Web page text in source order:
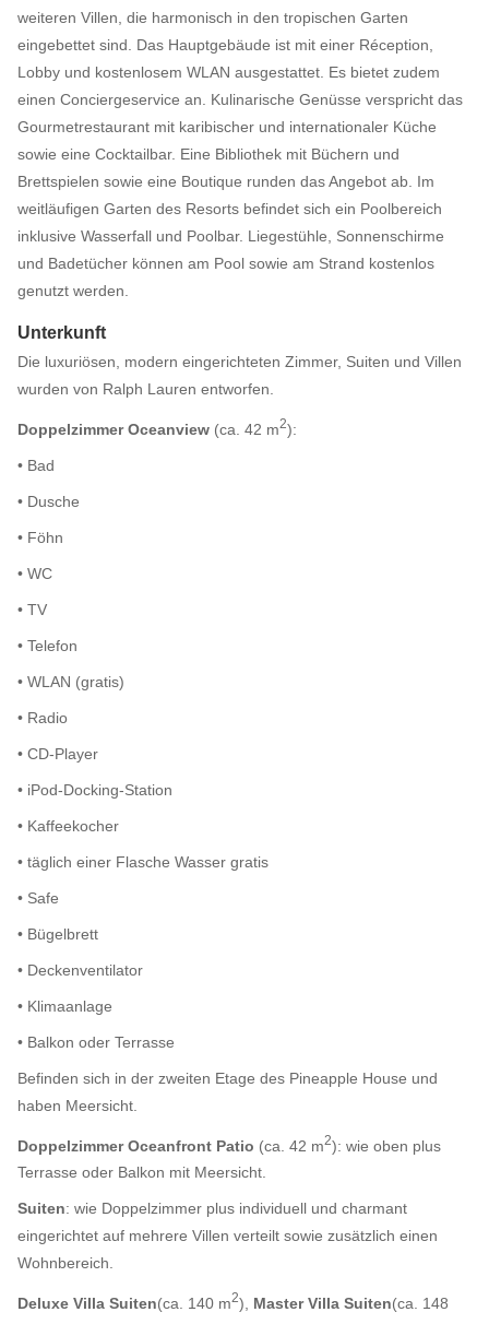
weiteren Villen, die harmonisch in den tropischen Garten
eingebettet sind. Das Hauptgebäude ist mit einer Réception,
Lobby und kostenlosem WLAN ausgestattet. Es bietet zudem
einen Conciergeservice an. Kulinarische Genüsse verspricht das
Gourmetrestaurant mit karibischer und internationaler Küche
sowie eine Cocktailbar. Eine Bibliothek mit Büchern und
Brettspielen sowie eine Boutique runden das Angebot ab. Im
weitläufigen Garten des Resorts befindet sich ein Poolbereich
inklusive Wasserfall und Poolbar. Liegestühle, Sonnenschirme
und Badetücher können am Pool sowie am Strand kostenlos
genutzt werden.
Unterkunft
Die luxuriösen, modern eingerichteten Zimmer, Suiten und Villen
wurden von Ralph Lauren entworfen.
Doppelzimmer Oceanview (ca. 42 m2):
• Bad
• Dusche
• Föhn
• WC
• TV
• Telefon
• WLAN (gratis)
• Radio
• CD-Player
• iPod-Docking-Station
• Kaffeekocher
• täglich einer Flasche Wasser gratis
• Safe
• Bügelbrett
• Deckenventilator
• Klimaanlage
• Balkon oder Terrasse
Befinden sich in der zweiten Etage des Pineapple House und
haben Meersicht.
Doppelzimmer Oceanfront Patio (ca. 42 m2): wie oben plus
Terrasse oder Balkon mit Meersicht.
Suiten: wie Doppelzimmer plus individuell und charmant
eingerichtet auf mehrere Villen verteilt sowie zusätzlich einen
Wohnbereich.
Deluxe Villa Suiten(ca. 140 m2), Master Villa Suiten(ca. 148